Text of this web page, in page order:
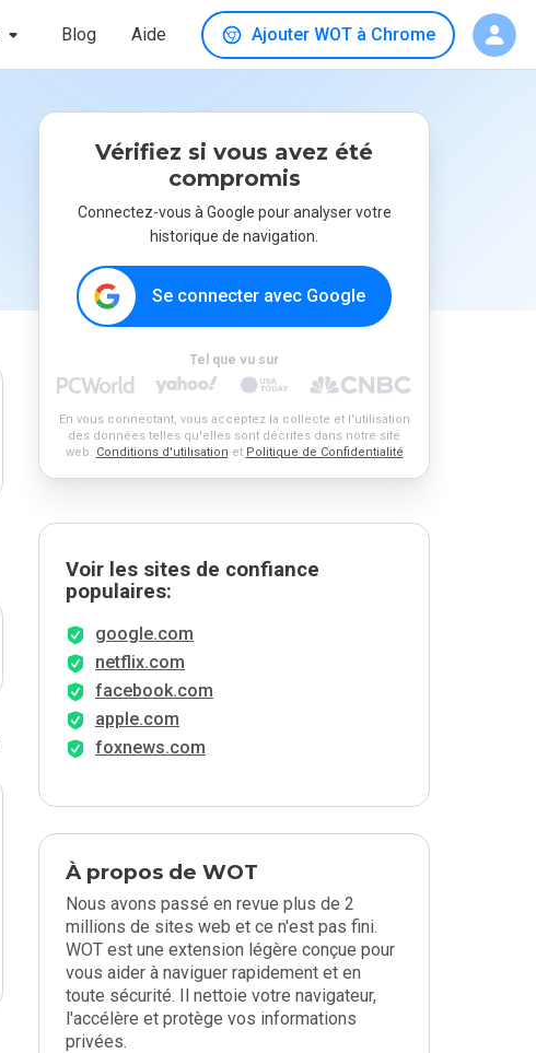
Blog Aide Ajouter WOT à Chrome
Vérifiez si vous avez été
compromis
Connectez-vous à Google pour analyser votre
historique de navigation.
Se connecter avec Google
Tel que vu sur
En vous connectant, vous acceptez la collecte et l'utilisation
des données telles qu'elles sont décrites dans notre site
web. Conditions d'utilisation et Politique de Confidentialité
Voir les sites de confiance
populaires:
google.com
netflix.com
facebook.com
apple.com
foxnews.com
À propos de WOT
Nous avons passé en revue plus de 2
millions de sites web et ce n'est pas fini.
WOT est une extension légère conçue pour
vous aider à naviguer rapidement et en
toute sécurité. Il nettoie votre navigateur,
l'accélère et protège vos informations
privées.